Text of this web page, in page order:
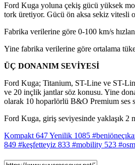
Ford Kuga yoluna çekiş gücü yüksek
tork üretiyor. Gücü ön aksa sekiz vitesli
Fabrika verilerine göre 0-100 km/s
Yine fabrika verilerine göre ortalama
ÜÇ DONANIM SEVİYESİ
Ford Kuga; Titanium, ST-Line ve ST-
ve 20 inçlik jantlar söz konusu. Yine
olarak 10 hoparlörlü B&O Premium ses
Ford Kuga, giriş seviyesinde yaklaşık 2
Kompakt 647Yenilik 1085
849 #keşfetteyiz 833 #mobility 523